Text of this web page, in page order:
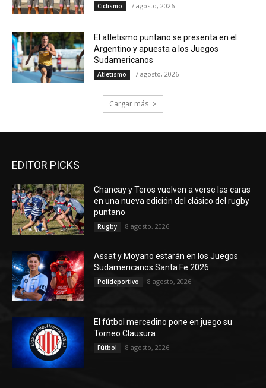
Ciclismo 7 agosto, 2026
El atletismo puntano se presenta en el
Argentino y apuesta a los Juegos
Sudamericanos
Atletismo 7 agosto, 2026
Cargar más
EDITOR PICKS
Chancay y Teros vuelven a verse las caras
en una nueva edición del clásico del rugby
puntano
Rugby 8 agosto, 2026
Assat y Moyano estarán en los Juegos
Sudamericanos Santa Fe 2026
Polideportivo 8 agosto, 2026
El fútbol mercedino pone en juego su
Torneo Clausura
Fútbol 8 agosto, 2026